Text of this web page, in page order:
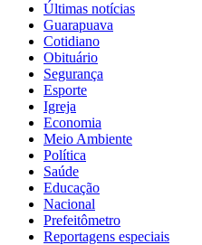
Últimas notícias
Guarapuava
Cotidiano
Obituário
Segurança
Esporte
Igreja
Economia
Meio Ambiente
Política
Saúde
Educação
Nacional
Prefeitômetro
Reportagens especiais